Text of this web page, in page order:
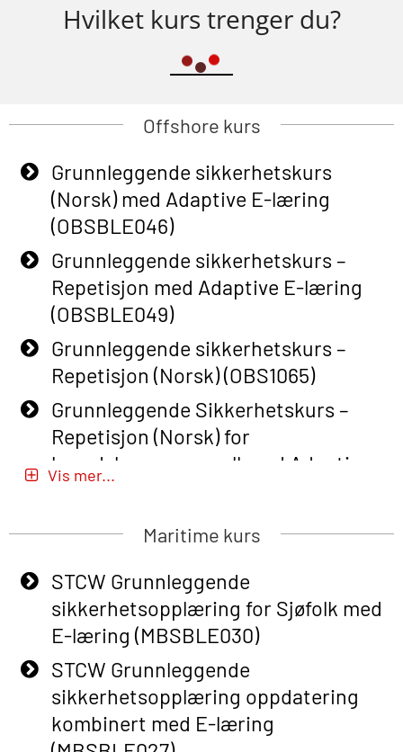
Hvilket kurs trenger du?
Offshore kurs
Grunnleggende sikkerhetskurs
(Norsk) med Adaptive E-læring
(OBSBLE046)
Grunnleggende sikkerhetskurs –
Repetisjon med Adaptive E-læring
(OBSBLE049)
Grunnleggende sikkerhetskurs –
Repetisjon (Norsk) (OBS1065)
Grunnleggende Sikkerhetskurs –
Repetisjon (Norsk) for
beredskapspersonell med Adaptive
E-læring (OBSBLE051)
Basic Safety Training (English) – with
Adaptive E-learning (OBSBLE047)
Basic Safety Training – Refresher
Course (English) with E-learning
(OBSBLE048)
Basic Safety Training – Refresher
Course (English) (OBS1063)
Basic Safety Training (English) – with
Vis mer...
Maritime kurs
STCW Grunnleggende
sikkerhetsopplæring for Sjøfolk med
E-læring (MBSBLE030)
STCW Grunnleggende
sikkerhetsopplæring oppdatering
kombinert med E-læring